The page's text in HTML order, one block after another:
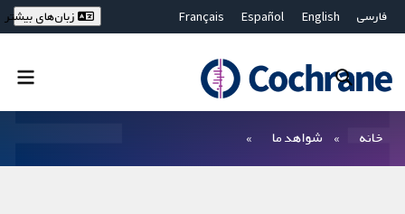
فارسی English
Español
Français
Bahasa Malaysia
ไทย
繁體中文
زبان‌های بیشتر
خانه شواهد ما